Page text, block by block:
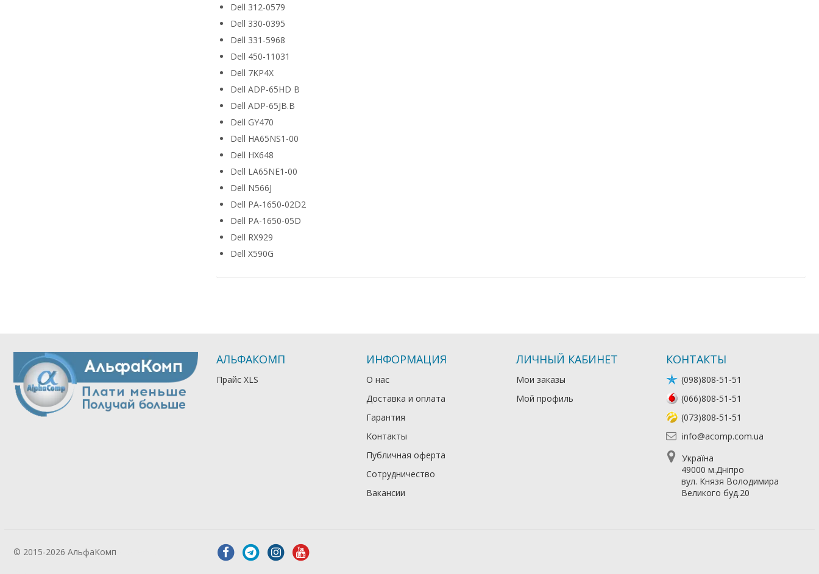
Dell 312-0579
Dell 330-0395
Dell 331-5968
Dell 450-11031
Dell 7KP4X
Dell ADP-65HD B
Dell ADP-65JB.B
Dell GY470
Dell HA65NS1-00
Dell HX648
Dell LA65NE1-00
Dell N566J
Dell PA-1650-02D2
Dell PA-1650-05D
Dell RX929
Dell X590G
АЛЬФАКОМП
Прайс XLS
ИНФОРМАЦИЯ
О нас
Доставка и оплата
Гарантия
Контакты
Публичная оферта
Сотрудничество
Вакансии
ЛИЧНЫЙ КАБИНЕТ
Мои заказы
Мой профиль
КОНТАКТЫ
(098)808-51-51
(066)808-51-51
(073)808-51-51
info@acomp.com.ua
Україна
49000 м.Дніпро
вул. Князя Володимира
Великого буд.20
© 2015-2026 АльфаКомп